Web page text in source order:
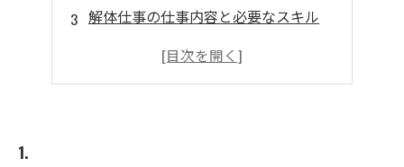
解体仕事の仕事内容と必要なスキル
高収入を得るためのキャリアパス
1.